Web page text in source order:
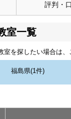
評判・
室一覧
室を探したい場合は